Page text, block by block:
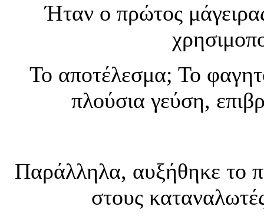
Ήταν ο πρώτος
Το αποτέλεσμα; Το
πλούσια γεύση,
Παράλληλα, αυξήθηκε το
στους